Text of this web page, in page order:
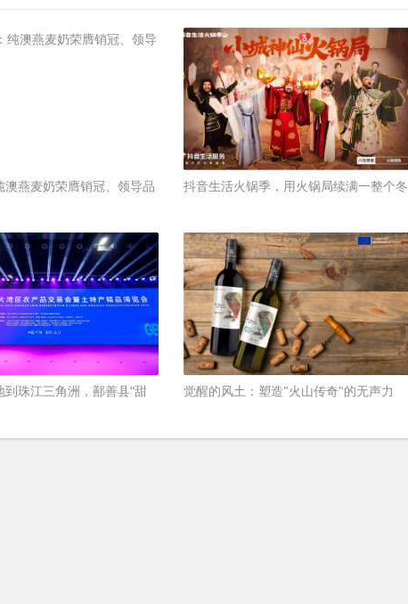
澳燕麦奶荣膺销冠、领导品 抖音生活火锅季，用火锅局续满一整个冬
到珠江三角洲，鄯善县“甜 觉醒的风土：塑造"火山传奇"的无声力